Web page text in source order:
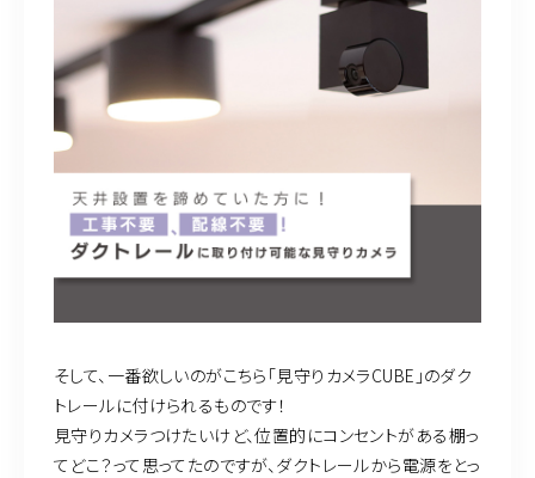
そして、一番欲しいのがこちら「見守りカメラCUBE」のダク
トレールに付けられるものです！
見守りカメラつけたいけど、位置的にコンセントがある棚っ
てどこ？って思ってたのですが、ダクトレールから電源をとっ